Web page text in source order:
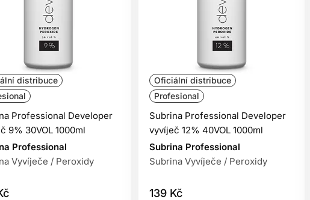
distribuce
Professional Developer
9% 30VOL 1000ml
Professional
Vyvíječe / Peroxidy
Oficiální distribuce
Profesional
Subrina Professional Developer
vyvíječ 12% 40VOL 1000ml
Subrina Professional
Subrina Vyvíječe / Peroxidy
139 Kč